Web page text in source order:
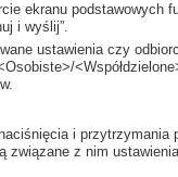
ekranu podstawowych
i wyślij”.
ustawienia czy
i przytrzymania
związane z nim